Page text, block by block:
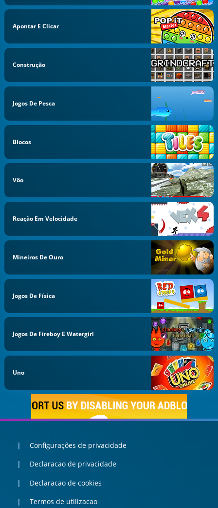
Apontar E Clicar
Construção
Jogos De Pesca
Blocos
Vôo
Reação Em Velocidade
Mineiros De Ouro
Jogos De Física
Jogos De Fireboy E Watergirl
Uno
Configurações de privacidade
Declaracao de privacidade
Declaracao de cookies
Termos de utilizacao